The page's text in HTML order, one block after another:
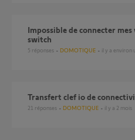
Impossible de connecter mes volets à la Box Tahoma
switch
5 réponses DOMOTIQUE il y a environ
Transfert clef io de
21 réponses DOMOTIQUE il y a 2 mois